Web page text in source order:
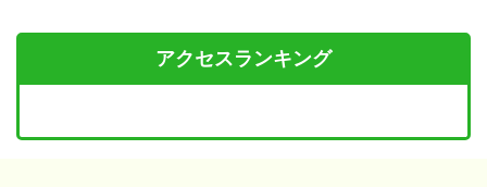
アクセスランキング